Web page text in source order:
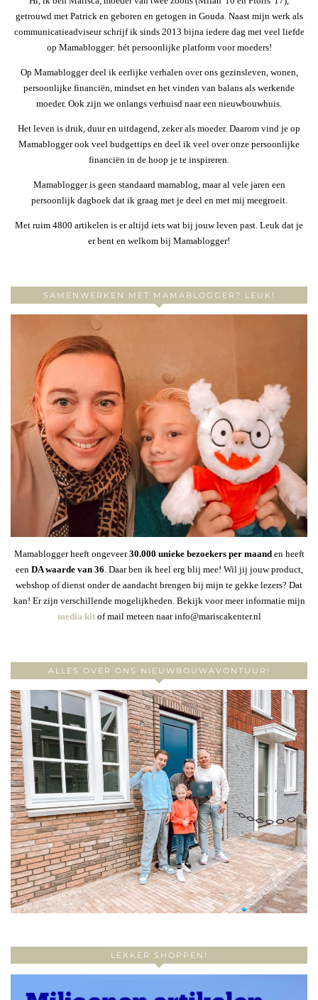
getrouwd met Patrick en geboren en getogen in Gouda. Naast mijn werk als
communicatieadviseur schrijf ik sinds 2013 bijna iedere dag met veel liefde
op Mamablogger: hét persoonlijke platform voor moeders!
Op Mamablogger deel ik eerlijke verhalen over ons gezinsleven, wonen,
persoonlijke financiën, mindset en het vinden van balans als werkende
moeder. Ook zijn we onlangs verhuisd naar een nieuwbouwhuis.
Het leven is druk, duur en uitdagend, zeker als moeder. Daarom vind je op
Mamablogger ook veel budgettips en deel ik veel over onze persoonlijke
financiën in de hoop je te inspireren.
Mamablogger is geen standaard mamablog, maar al vele jaren een
persoonlijk dagboek dat ik graag met je deel en met mij meegroeit.
Met ruim 4800 artikelen is er altijd iets wat bij jouw leven past. Leuk dat je
er bent en welkom bij Mamablogger!
SAMENWERKEN MET MAMABLOGGER? LEUK!
Mamablogger heeft ongeveer30.000 unieke bezoekers per maanden heeft
een DA waarde van 36. Daar ben ik heel erg blij mee! Wil jij jouw product,
webshop of dienst onder de aandacht brengen bij mijn te gekke lezers? Dat
kan! Er zijn verschillende mogelijkheden. Bekijk voor meer informatie mijn
media kitof mail meteen naar info@mariscakenter.nl
ALLES OVER ONS NIEUWBOUWAVONTUUR!
LEKKER SHOPPEN!